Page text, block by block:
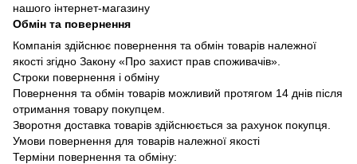
нашого інтернет-магазину
Обмін та повернення
Компанія здійснює повернення та обмін товарів належної
якості згідно Закону «Про захист прав споживачів».
Строки повернення і обміну
Повернення та обмін товарів можливий протягом 14 днів після
отримання товару покупцем.
Зворотня доставка товарів здійснюється за рахунок покупця.
Умови повернення для товарів належної якості
Терміни повернення та обміну: